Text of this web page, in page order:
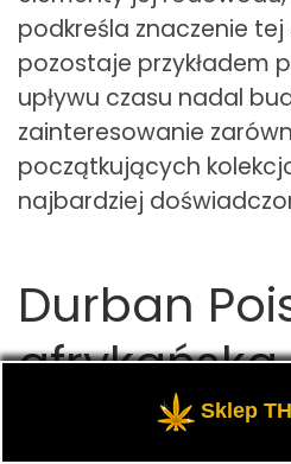
podkreśla znaczenie
pozostaje przykładem
upływu czasu nadal
zainteresowanie
początkujących
najbardziej
Durban
Durban Poison jest
Sklep